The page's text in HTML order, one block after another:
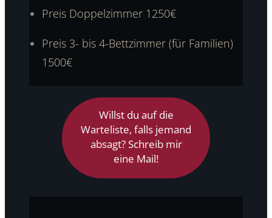
Preis Doppelzimmer 1250€
Preis 3- bis 4-Bettzimmer (für Familien)
1500€
Willst du auf die
Warteliste, falls jemand
absagt? Schreib mir
eine Mail!